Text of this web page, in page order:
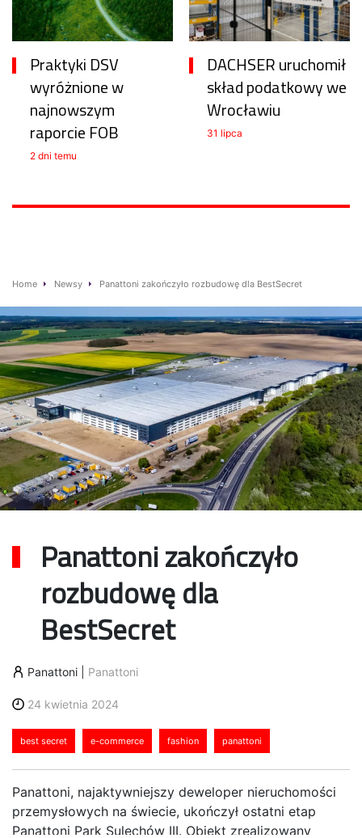
Praktyki DSV
wyróżnione w
najnowszym
raporcie FOB
2 dni temu
DACHSER uruchomił
skład podatkowy we
Wrocławiu
31 lipca
Home Newsy Panattoni zakończyło rozbudowę dla BestSecret
Panattoni zakończyło
rozbudowę dla
BestSecret
Panattoni Panattoni
24 kwietnia 2024
best secret e-commerce fashion panattoni
Panattoni, najaktywniejszy deweloper nieruchomości
przemysłowych na świecie, ukończył ostatni etap
Panattoni Park Sulechów III. Obiekt zrealizowany